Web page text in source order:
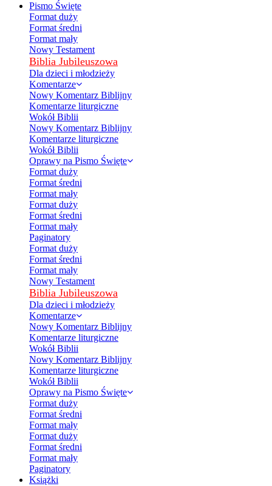
Pismo Święte
Format duży
Format średni
Format mały
Nowy Testament
Biblia Jubileuszowa
Dla dzieci i młodzieży
Komentarze
Nowy Komentarz Biblijny
Komentarze liturgiczne
Wokół Biblii
Nowy Komentarz Biblijny
Komentarze liturgiczne
Wokół Biblii
Oprawy na Pismo Święte
Format duży
Format średni
Format mały
Format duży
Format średni
Format mały
Paginatory
Format duży
Format średni
Format mały
Nowy Testament
Biblia Jubileuszowa
Dla dzieci i młodzieży
Komentarze
Nowy Komentarz Biblijny
Komentarze liturgiczne
Wokół Biblii
Nowy Komentarz Biblijny
Komentarze liturgiczne
Wokół Biblii
Oprawy na Pismo Święte
Format duży
Format średni
Format mały
Format duży
Format średni
Format mały
Paginatory
Książki